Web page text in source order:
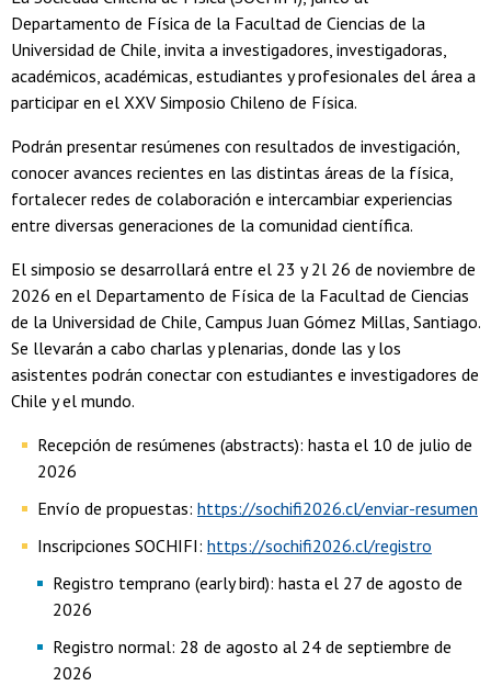
Departamento de Física de la Facultad de Ciencias de la
Universidad de Chile, invita a investigadores, investigadoras,
académicos, académicas, estudiantes y profesionales del área a
participar en el XXV Simposio Chileno de Física.
Podrán presentar resúmenes con resultados de investigación,
conocer avances recientes en las distintas áreas de la física,
fortalecer redes de colaboración e intercambiar experiencias
entre diversas generaciones de la comunidad científica.
El simposio se desarrollará entre el 23 y 2l 26 de noviembre de
2026 en el Departamento de Física de la Facultad de Ciencias
de la Universidad de Chile, Campus Juan Gómez Millas, Santiago.
Se llevarán a cabo charlas y plenarias, donde las y los
asistentes podrán conectar con estudiantes e investigadores de
Chile y el mundo.
Recepción de resúmenes (abstracts): hasta el 10 de julio de
2026
Envío de propuestas: https://sochifi2026.cl/enviar-resumen
Inscripciones SOCHIFI: https://sochifi2026.cl/registro
Registro temprano (early bird): hasta el 27 de agosto de
2026
Registro normal: 28 de agosto al 24 de septiembre de
2026